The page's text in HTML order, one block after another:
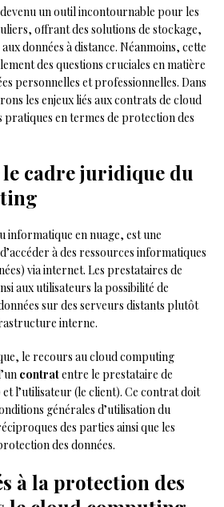
un outil incontournable pour les
offrant des solutions de stockage,
données à distance. Néanmoins, cette
des questions cruciales en matière
personnelles et professionnelles. Dans
les enjeux liés aux contrats de cloud
pratiques en termes de protection des
cadre juridique du
informatique en nuage, est une
à des ressources informatiques
via internet. Les prestataires de
aux utilisateurs la possibilité de
sur des serveurs distants plutôt
interne.
le recours au cloud computing
contratentre le prestataire de
l’utilisateur (le client). Ce contrat doit
générales d’utilisation du
des parties ainsi que les
des données.
à la protection des